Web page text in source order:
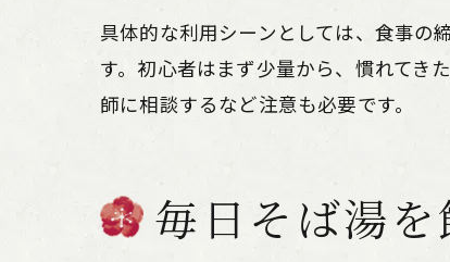
具体的な利用シーンとしては、食事の
す。初心者はまず少量から、慣れてき
師に相談するなど注意も必要です。
毎日そば湯